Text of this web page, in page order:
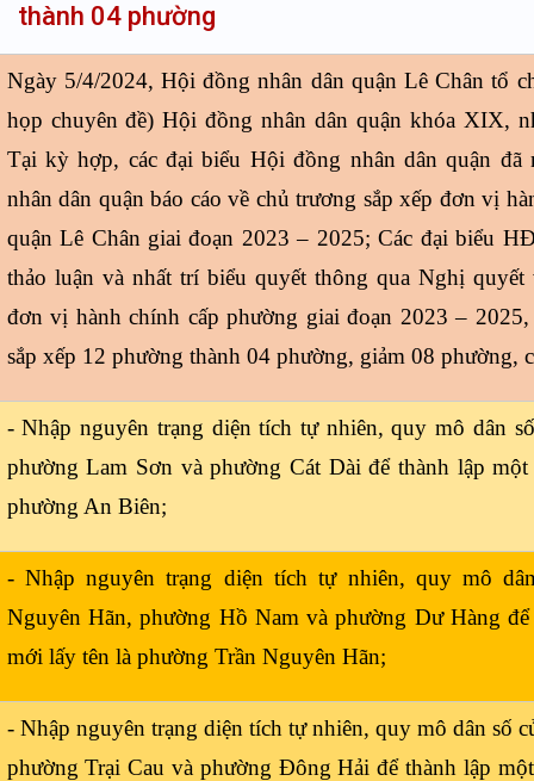
thành 04 phường
Ngày 5/4/2024, Hội đồng nhân dân quận Lê Chân tổ
họp chuyên đề) Hội đồng nhân dân quận khóa XIX,
Tại kỳ hợp, các đại biểu Hội đồng nhân dân quận đã
nhân dân quận báo cáo về chủ trương sắp xếp đơn vị
quận Lê Chân giai đoạn 2023 – 2025; Các đại biểu
thảo luận và nhất trí biểu quyết thông qua Nghị quyết
đơn vị hành chính cấp phường giai đoạn 2023 –
sắp xếp 12 phường thành 04 phường, giảm 08 phường,
- Nhập nguyên trạng diện tích tự nhiên, quy mô dân
phường Lam Sơn và phường Cát Dài để thành lập
phường An Biên;
- Nhập nguyên trạng diện tích tự nhiên, quy mô
Nguyên Hãn, phường Hồ Nam và phường Dư Hàng
mới lấy tên là phường Trần Nguyên Hãn;
- Nhập nguyên trạng diện tích tự nhiên, quy mô dân số
phường Trại Cau và phường Đông Hải để thành lập